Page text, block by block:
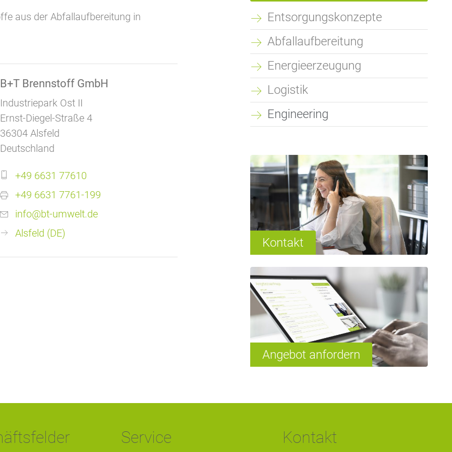
aus der Abfallaufbereitung in
B+T Brennstoff GmbH
Industriepark Ost II
Ernst-Diegel-Straße 4
36304 Alsfeld
Deutschland
+49 6631 77610
+49 6631 7761-199
info@bt-umwelt.de
Alsfeld (DE)
Entsorgungskonzepte
Abfallaufbereitung
Energieerzeugung
Logistik
Engineering
Kontakt
Angebot anfordern
Service Kontakt